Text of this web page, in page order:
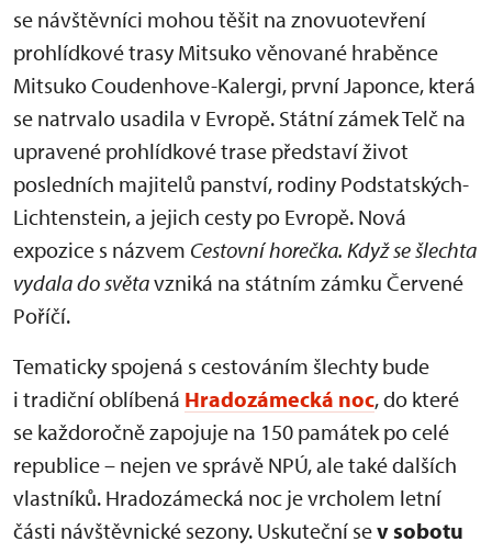
se návštěvníci mohou těšit na znovuotevření
prohlídkové trasy Mitsuko věnované hraběnce
Mitsuko Coudenhove-Kalergi, první Japonce, která
se natrvalo usadila v Evropě. Státní zámek Telč na
upravené prohlídkové trase představí život
posledních majitelů panství, rodiny Podstatských-
Lichtenstein, a jejich cesty po Evropě. Nová
expozice s názvem Cestovní horečka. Když se šlechta
vydala do světavzniká na státním zámku Červené
Poříčí.
Tematicky spojená s cestováním šlechty bude
i tradiční oblíbená Hradozámecká noc, do které
se každoročně zapojuje na 150 památek po celé
republice – nejen ve správě NPÚ, ale také dalších
vlastníků. Hradozámecká noc je vrcholem letní
části návštěvnické sezony. Uskuteční sev sobotu